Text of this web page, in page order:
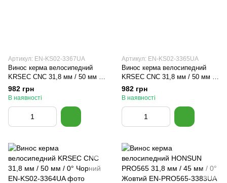
Артикул: EN-KS02-3367UA
Винос керма велосипедний
KRSEC CNC 31,8 мм / 50 мм /
0° Фіолетовий
982 грн
В наявності
Артикул: EN-KS02-3365UA
Винос керма велосипедний
KRSEC CNC 31,8 мм / 50 мм /
0° Червоний
982 грн
В наявності